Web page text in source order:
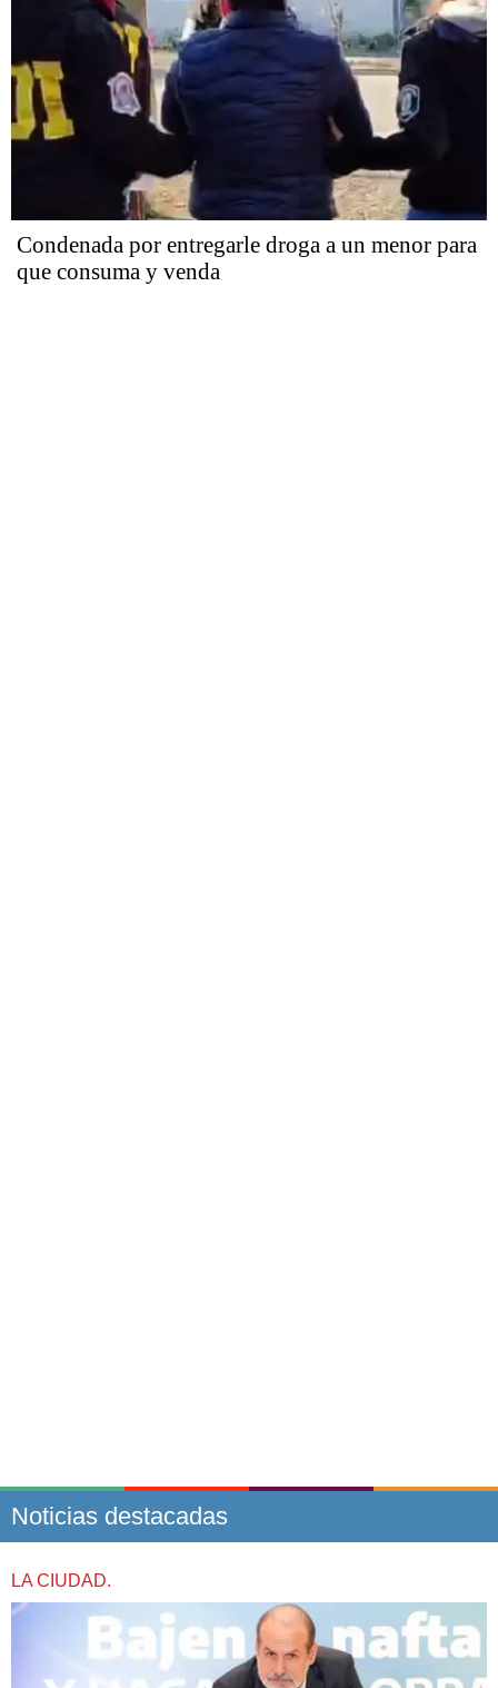
Condenada por entregarle droga a un menor para
que consuma y venda
Noticias destacadas
LA CIUDAD.